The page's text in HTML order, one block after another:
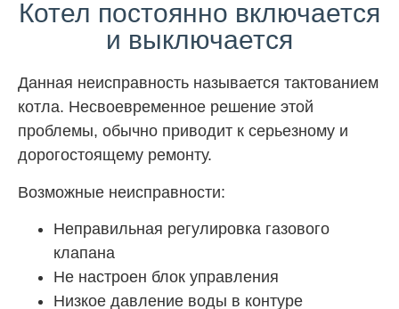
Котел постоянно включается
и выключается
Данная неисправность называется тактованием
котла. Несвоевременное решение этой
проблемы, обычно приводит к серьезному и
дорогостоящему ремонту.
Возможные неисправности:
Неправильная регулировка газового
клапана
Не настроен блок управления
Низкое давление воды в контуре